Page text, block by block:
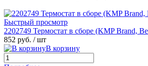
Быстрый просмотр
2202749 Термостат в сборе (KMP Brand,
852 руб. / шт
В корзину